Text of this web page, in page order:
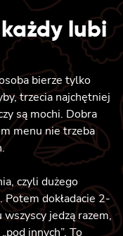
lubi
bierze tylko
trzecia najchętniej
są mochi. Dobra
menu nie trzeba
czyli dużego
dokładacie 2-
jedzą razem,
innych”. To